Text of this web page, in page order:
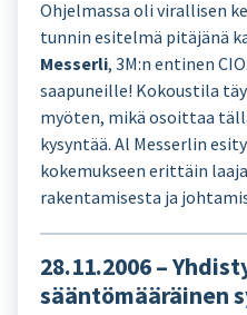
Ohjelmassa oli virallisen
tunnin esitelmä pitäjänä
Messerli, 3M:n entinen
saapuneille! Kokoustila
myöten, mikä osoittaa
kysyntää. Al Messerlin
kokemukseen erittäin
rakentamisesta ja
28.11.2006 –
sääntömääräinen